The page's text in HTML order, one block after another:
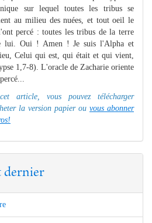
sur lequel toutes les tribus se
au milieu des nuées, et tout oeil le
percé : toutes les tribus de la terre
lui. Oui ! Amen ! Je suis l'Alpha et
Celui qui est, qui était et qui vient,
1,7-8). L'oracle de Zacharie oriente
article, vous pouvez télécharger
la version papier ou vous abonner
dernier